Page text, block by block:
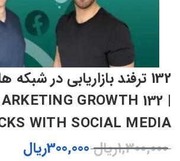
132 ترفند بازاریابی در
MARKETING GROWTH
WITH SOCIAL MEDIA
1,300,000ریال 300,000ریال